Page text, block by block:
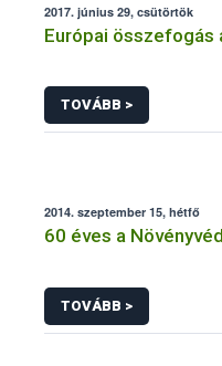
2017. június 29, csütörtök
Európai
TOVÁBB >
2014. szeptember 15, hétfő
60 éves a
TOVÁBB >